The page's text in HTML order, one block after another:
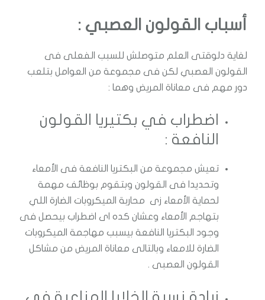
أسباب القولون العصبي :
لغاية دلوقتى العلم متوصلش للسبب الفعلى فى
القولون العصبي لكن فى مجموعة من العوامل بتلعب
دور مهم فى معاناة المريض وهما :
اضطراب في بكتيريا القولون
النافعة :
تعيش مجموعة من البكتريا النافعة فى الأمعاء
وتحديدا فى القولون وبتقوم بوظائف مهمة
لحماية الأمعاء زى محاربة الميكروبات الضارة اللي
بتهاجم الأمعاء وعشان كده اى اضطراب بيحصل فى
وجود البكتريا النافعة بيسبب مهاجمة الميكروبات
الضارة للامعاء وبالتالى معاناة المريض من مشاكل
القولون العصبى .
زيادة نسبة الخلايا المناعية فى